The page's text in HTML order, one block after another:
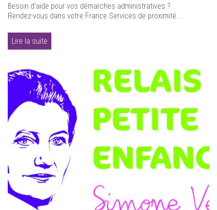
Besoin d'aide pour vos démarches administratives ?
Rendez-vous dans votre France Services de proximité...
Lire la suite